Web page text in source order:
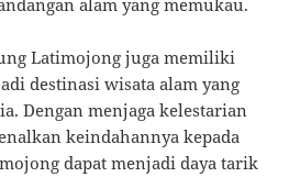
alam yang memukau.
Latimojong juga memiliki
destinasi wisata alam yang
Dengan menjaga kelestarian
keindahannya kepada
dapat menjadi daya tarik